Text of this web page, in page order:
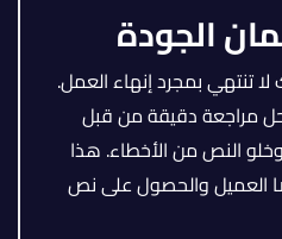
تنتهي بمجرد إنهاء العمل.
مراجعة دقيقة من قبل
النص من الأخطاء. هذا
العميل والحصول على نص